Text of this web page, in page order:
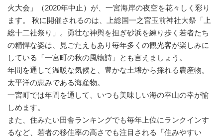
火大会」（2020年中止）が、一宮海岸の夜空を花々しく彩り
ます。 秋に開催されるのは、上総国一之宮玉前神社大祭「上
総十二社祭り」。勇壮な神輿を担ぎ砂浜を練り歩く若者たち
の精悍な姿は、見ごたえもあり毎年多くの観光客が楽しみに
している「一宮町の秋の風物詩」とも言えましょう。
年間を通して温暖な気候と、豊かな土壌から採れる農産物。
太平洋の恵みである海産物。
一宮町では年間を通して、いつも美味しい海の幸山の幸が愉
しめます。
また、住みたい田舎ランキングでも毎年上位にランクインす
るなど、若者の移住率の高さでも注目される「住みやすい